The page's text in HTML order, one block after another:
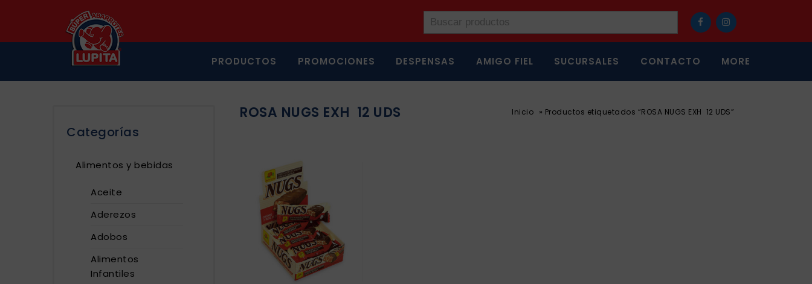
PRODUCTOS PROMOCIONES DESPENSAS AMIGO FIEL SUCURSALES CONTACTO MORE
Categorías
Alimentos y bebidas
Aceite
Aderezos
Adobos
Alimentos
Infantiles
ROSA NUGS EXH 12 UDS Inicio » Productos etiquetados “ROSA NUGS EXH 12 UDS”